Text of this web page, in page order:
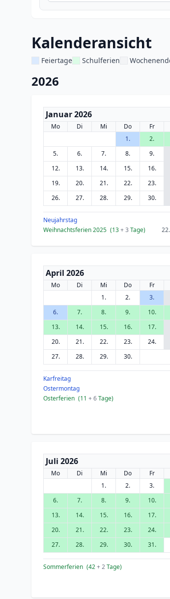
Kalenderansicht
Feiertage Schulferien
2026
Januar 2026
Mo Di Mi Do Fr
1.
2.
5.
6. 7. 8. 9.
12.
13. 14. 15. 16.
19.
20. 21. 22. 23.
26.
27. 28. 29. 30.
Neujahrstag
Weihnachtsferien 2025 (13+ 3 Tage)
April 2026
Mo Di Mi Do Fr
1.
2. 3.
6.
7. 8. 9. 10.
13.
14. 15. 16. 17.
20.
21. 22. 23. 24.
27.
28. 29. 30.
Karfreitag
Ostermontag
Osterferien (11 + 6Tage)
Juli 2026
Mo Di Mi Do Fr
1.
2. 3.
6.
7. 8. 9. 10.
13.
14. 15. 16. 17.
20.
21. 22. 23. 24.
27.
28. 29. 30. 31.
Sommerferien (42+ 2Tage)